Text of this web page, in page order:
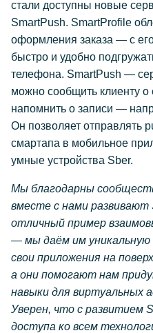
стали доступны новые
SmartPush. SmartProfile
оформления заказа — с
быстро и удобно
телефона. SmartPush —
можно сообщить клиенту о
напомнить о записи —
Он позволяет отправлять
смартапа в мобильное
умные устройства Sber.
Мы благодарны
вместе с нами развивают
отличный пример
— мы даём им уникальную
свои приложения на
а они помогают нам
навыки для виртуальных
Уверен, что с развитием
доступа ко всем